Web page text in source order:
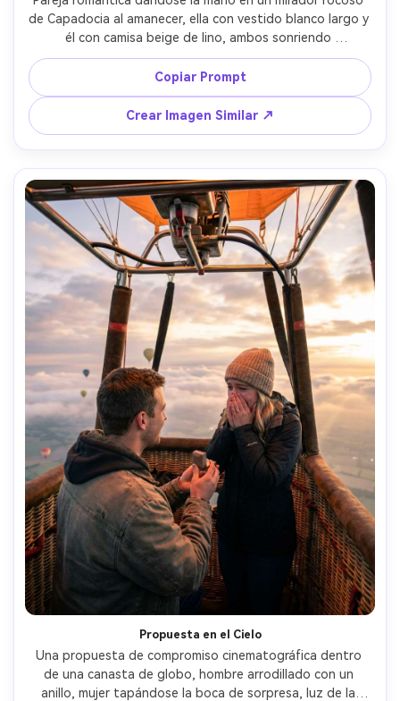
de Capadocia al amanecer, ella con vestido blanco largo y
él con camisa beige de lino, ambos sonriendo
suavemente, docenas de globos aerostáticos llenando el
cielo detrás, luz rasante del amanecer, captada con
Canon EOS R5, lente de 50mm, a la altura de los ojos,
encuadre de cuerpo entero, sombras nítidas y naturales,
ultra realista, estética soñadora de foto de viaje --ar 4:5
Copiar Prompt
Crear Imagen Similar ↗
Propuesta en el Cielo
Una propuesta de compromiso cinematográfica dentro
de una canasta de globo, hombre arrodillado con un
anillo, mujer tapándose la boca de sorpresa, luz de la